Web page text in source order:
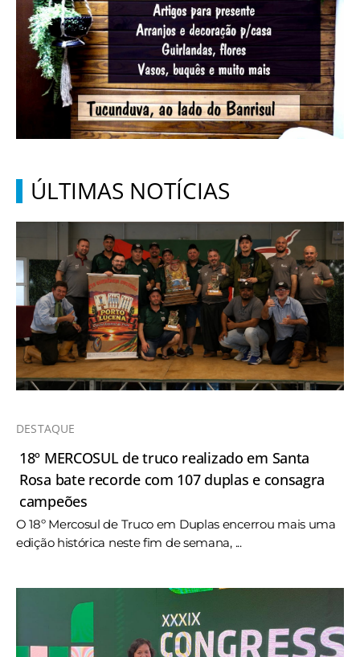
ÚLTIMAS NOTÍCIAS
DESTAQUE
18º MERCOSUL de truco realizado em Santa
Rosa bate recorde com 107 duplas e consagra
campeões
O 18º Mercosul de Truco em Duplas encerrou mais uma
edição histórica neste fim de semana, ...